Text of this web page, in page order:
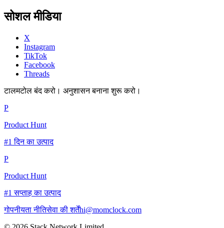
सोशल मीडिया
X
Instagram
TikTok
Facebook
Threads
टालमटोल बंद करो। अनुशासन बनाना शुरू करो।
P
Product Hunt
#1 दिन का उत्पाद
P
Product Hunt
#1 सप्ताह का उत्पाद
गोपनीयता नीतिसेवा की शर्तेंhi@momclock.com